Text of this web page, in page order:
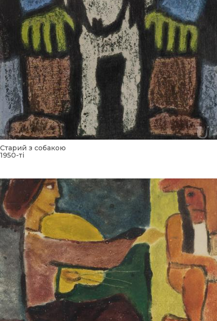
Старий з собакою
1950-ті